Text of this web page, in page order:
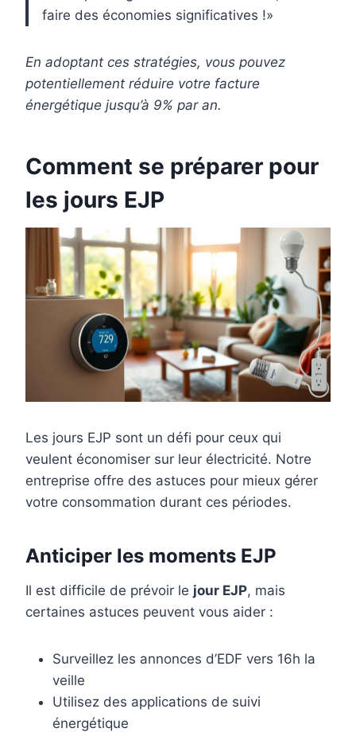
faire des économies significatives !»
En adoptant ces stratégies, vous pouvez
potentiellement réduire votre facture
énergétique jusqu’à 9% par an.
Comment se préparer pour
les jours EJP
Les jours EJP sont un défi pour ceux qui
veulent économiser sur leur électricité. Notre
entreprise offre des astuces pour mieux gérer
votre consommation durant ces périodes.
Anticiper les moments EJP
Il est difficile de prévoir le jour EJP, mais
certaines astuces peuvent vous aider :
Surveillez les annonces d’EDF vers 16h la
veille
Utilisez des applications de suivi
énergétique